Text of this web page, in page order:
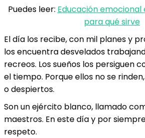
Puedes leer: Educación emocional
para qué sirve
El día los recibe, con mil planes y
los encuentra desvelados
recreos. Los sueños los persiguen
el tiempo. Porque ellos no se
o despiertos.
Son un ejército blanco, llamado
maestros. En este día y por
respeto.